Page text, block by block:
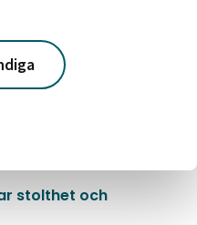
stolthet och